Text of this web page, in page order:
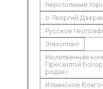
перстольные
о. Георгий
Русское
Эльхотово
Молитвенная
Пресвятой
родах»
Ильинское